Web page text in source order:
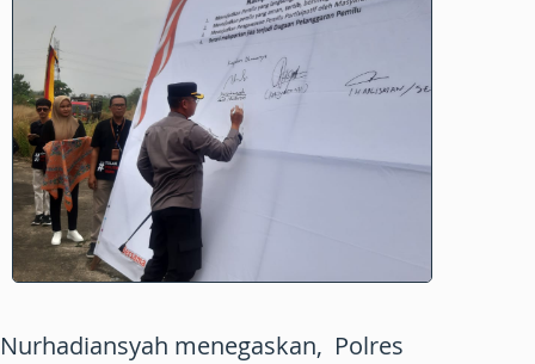
Nurhadiansyah menegaskan, Polres